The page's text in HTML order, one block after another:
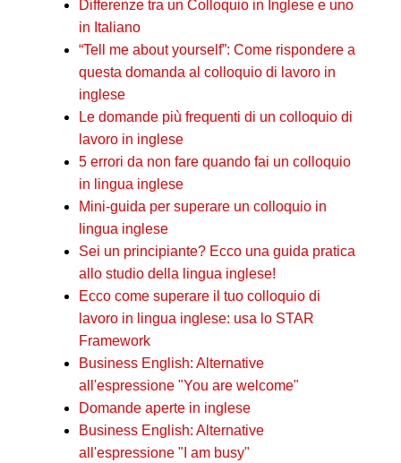
Differenze tra un Colloquio in Inglese e uno
in Italiano
“Tell me about yourself”: Come rispondere a
questa domanda al colloquio di lavoro in
inglese
Le domande più frequenti di un colloquio di
lavoro in inglese
5 errori da non fare quando fai un colloquio
in lingua inglese
Mini-guida per superare un colloquio in
lingua inglese
Sei un principiante? Ecco una guida pratica
allo studio della lingua inglese!
Ecco come superare il tuo colloquio di
lavoro in lingua inglese: usa lo STAR
Framework
Business English: Alternative
all'espressione "You are welcome"
Domande aperte in inglese
Business English: Alternative
all'espressione "I am busy"